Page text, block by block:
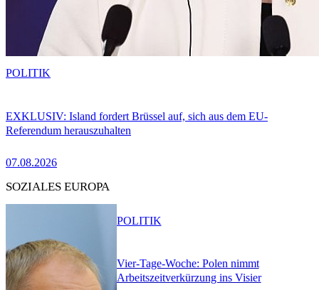
EXKLUSIV: Island fordert Brüssel auf, sich aus dem EU-
Referendum herauszuhalten
07.08.2026
POLITIK
SOZIALES EUROPA
Vier-Tage-Woche: Polen nimmt
Arbeitszeitverkürzung ins Visier
POLITIK